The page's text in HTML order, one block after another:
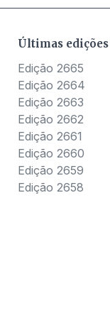
Últimas edições
Edição 2665
Edição 2664
Edição 2663
Edição 2662
Edição 2661
Edição 2660
Edição 2659
Edição 2658